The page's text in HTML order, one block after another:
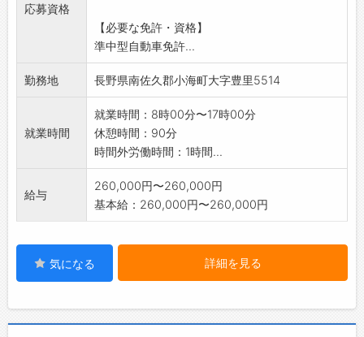
応募資格
【必要な免許・資格】
準中型自動車免許...
勤務地 長野県南佐久郡小海町大字豊里5514
就業時間
就業時間：8時00分〜17時00分
休憩時間：90分
時間外労働時間：1時間...
給与
260,000円〜260,000円
基本給：260,000円〜260,000円
気になる 詳細を見る